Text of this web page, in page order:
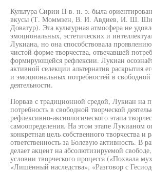
Культура Сирии II в. н. э. была
вкусы (Т. Моммзен, В. И. Авдиев, И. Ш.
Доватур). Эта культурная атмосфера не
эмоциональных, эстетических и
Лукиана, но она способствовала
чистой форме творчества, отвечавшей
формирующейся рефлексии. Лукиан
активной селекции альтернатив раскрытия
и эмоциональных потребностей в свободной
деятельности.
Порвав с традиционной средой, Лукиан на
потребность в свободной творческой
рефлексивно-аксиологического этапа
самоопределения. На этом этапе Лукианом
конкретная цель собственного творчества и
ответственность за Болевую активность. В
делает акцент на абсолютизируемой
условии творческого процесса («Похвала
«Лишённый наследства», «Разговор с